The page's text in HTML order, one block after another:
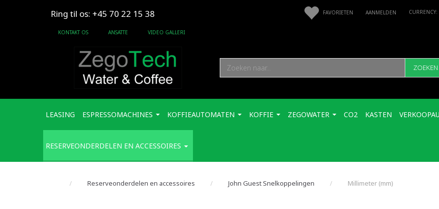
FAVORIETEN AANMELDEN
Ring til os: +45 70 22 15 38
KONTAKT OS ANSATTE VIDEO GALLERI
ZOEKEN
LEASING ESPRESSOMACHINES KOFFIEAUTOMATEN KOFFIE ZEGOWATER CO2 KASTEN
RESERVEONDERDELEN EN ACCESSOIRES
Reserveonderdelen en accessoires John Guest Snelkoppelingen Millimeter (mm)